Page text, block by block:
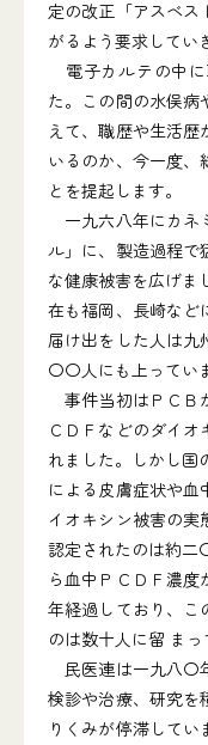
定の改正「アスベス
がるよう要求してい
電子カルテの中
た。この間の水俣病
えて、職歴や生活
いるのか、今一度、
とを提起します。
一九六八年にカネ
ル」に、製造過程で
な健康被害を広げま
在も福岡、長崎など
届け出をした人は九
〇〇人にも上ってい
事件当初はＰＣＢ
ＣＤＦなどのダイ
れました。しかし国
による皮膚症状や
イオキシン被害の
認定されたのは約二
ら血中ＰＣＤＦ濃
年経過しており、こ
のは数十人に留 まっ
民医連は一九八〇
検診や治療、研究を
りくみが停滞して